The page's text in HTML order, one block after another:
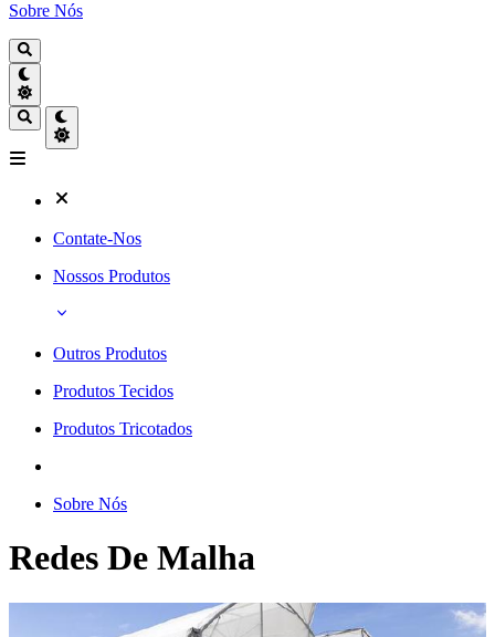
Sobre Nós
Contate-Nos
Nossos Produtos
Outros Produtos
Produtos Tecidos
Produtos Tricotados
Sobre Nós
Redes De Malha